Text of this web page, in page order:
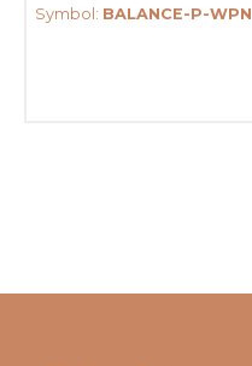
Symbol: BALANCE-P-WPN